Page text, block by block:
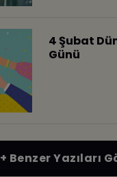
4 Şubat
Günü
+ Benzer Yazıları